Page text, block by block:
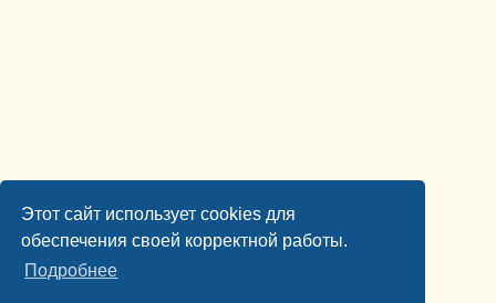
Этот сайт использует cookies для
обеспечения своей корректной работы.
Подробнее